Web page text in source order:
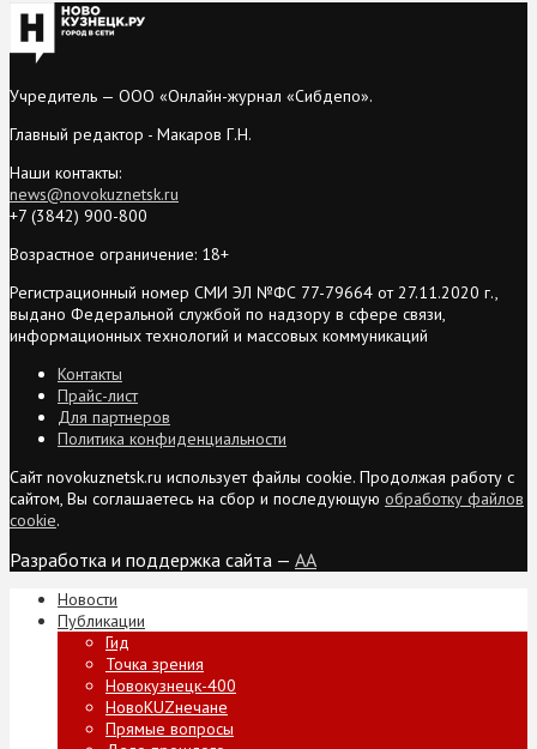
Учредитель — ООО «Онлайн-журнал «Сибдепо».
Главный редактор - Макаров Г.Н.
Наши контакты:
news@novokuznetsk.ru
+7 (3842) 900-800
Возрастное ограничение: 18+
Регистрационный номер СМИ ЭЛ №ФС 77-79664 от 27.11.2020 г.,
выдано Федеральной службой по надзору в сфере связи,
информационных технологий и массовых коммуникаций
Контакты
Прайс-лист
Для партнеров
Политика конфиденциальности
Сайт novokuznetsk.ru использует файлы cookie. Продолжая работу с
сайтом, Вы соглашаетесь на сбор и последующую обработку файлов
cookie.
Разработка и поддержка сайта — AA
Новости
Публикации
Гид
Точка зрения
Новокузнецк-400
НовоKUZнечане
Прямые вопросы